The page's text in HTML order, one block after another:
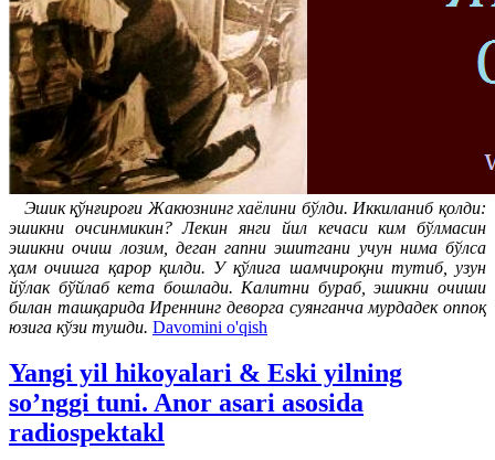
Эшик қўнғироғи Жакюзнинг хаёлини бўлди. Иккиланиб қолди:
эшикни очсинмикин? Лекин янги йил кечаси ким бўлмасин
эшикни очиш лозим, деган гапни эшитгани учун нима бўлса
ҳам очишга қарор қилди. У қўлига шамчироқни тутиб, узун
йўлак бўйлаб кета бошлади. Калитни бураб, эшикни очиши
билан ташқарида Иреннинг деворга суянганча мурдадек оппоқ
юзига кўзи тушди. Davomini o'qish
Yangi yil hikoyalari & Eski yilning
so’nggi tuni. Anor asari asosida
radiospektakl